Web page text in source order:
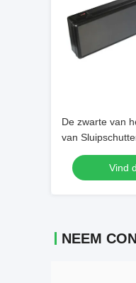
De zwarte van
van
Kanongevallen
snakken
Vind